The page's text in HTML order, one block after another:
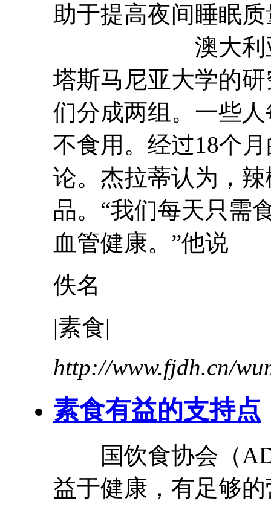
助于提高夜间睡眠
澳大利亚国家
塔斯马尼亚大学的
们分成两组。一些
不食用。经过18个
论。杰拉蒂认为，
品。“我们每天只需
血管健康。”他说
佚名
|素食|
http://www.fjdh.cn/
素食有益的支持点
国饮食协会（
益于健康，有足够